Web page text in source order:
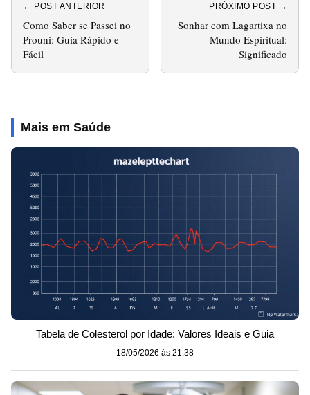
← POST ANTERIOR
Como Saber se Passei no
Prouni: Guia Rápido e
Fácil
PRÓXIMO POST →
Sonhar com Lagartixa no
Mundo Espiritual:
Significado
Mais em Saúde
Tabela de Colesterol por Idade: Valores Ideais e Guia
18/05/2026 às 21:38